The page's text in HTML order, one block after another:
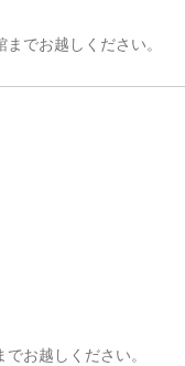
でお越しください。
お越しください。